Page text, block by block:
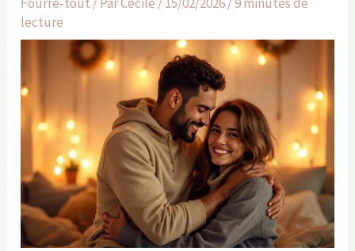
lecture